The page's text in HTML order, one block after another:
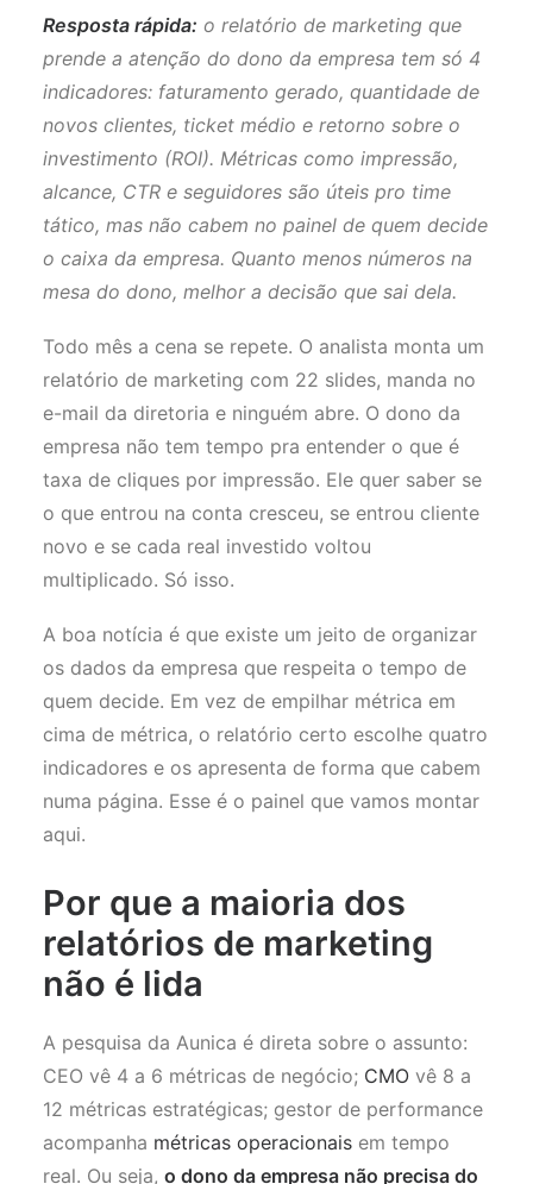
Resposta rápida: o relatório de marketing que
prende a atenção do dono da empresa tem só 4
indicadores: faturamento gerado, quantidade de
novos clientes, ticket médio e retorno sobre o
investimento (ROI). Métricas como impressão,
alcance, CTR e seguidores são úteis pro time
tático, mas não cabem no painel de quem decide
o caixa da empresa. Quanto menos números na
mesa do dono, melhor a decisão que sai dela.
Todo mês a cena se repete. O analista monta um
relatório de marketing com 22 slides, manda no
e-mail da diretoria e ninguém abre. O dono da
empresa não tem tempo pra entender o que é
taxa de cliques por impressão. Ele quer saber se
o que entrou na conta cresceu, se entrou cliente
novo e se cada real investido voltou
multiplicado. Só isso.
A boa notícia é que existe um jeito de organizar
os dados da empresa que respeita o tempo de
quem decide. Em vez de empilhar métrica em
cima de métrica, o relatório certo escolhe quatro
indicadores e os apresenta de forma que cabem
numa página. Esse é o painel que vamos montar
aqui.
Por que a maioria dos
relatórios de marketing
não é lida
A pesquisa da Aunica é direta sobre o assunto:
CEO vê 4 a 6 métricas de negócio; CMO vê 8 a
12 métricas estratégicas; gestor de performance
acompanha métricas operacionais em tempo
real. Ou seja, o dono da empresa não precisa do